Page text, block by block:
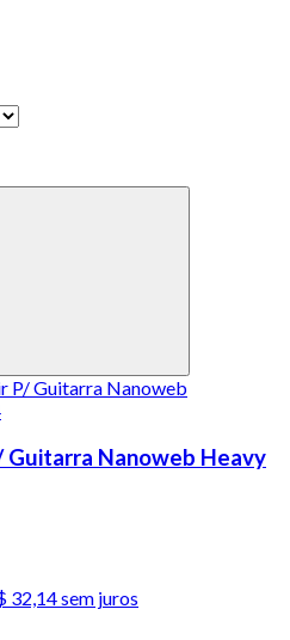
Guitarra Nanoweb Heavy
32,14 sem juros